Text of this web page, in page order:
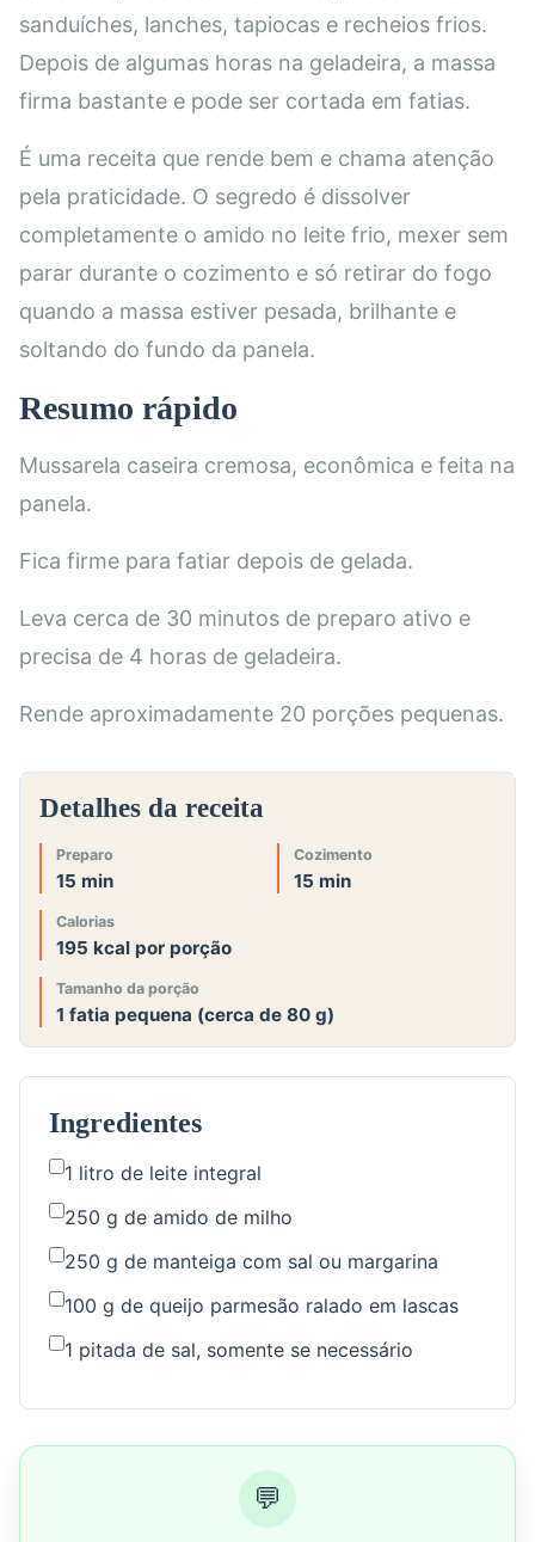
sanduíches, lanches, tapiocas e recheios frios.
Depois de algumas horas na geladeira, a massa
firma bastante e pode ser cortada em fatias.
É uma receita que rende bem e chama atenção
pela praticidade. O segredo é dissolver
completamente o amido no leite frio, mexer sem
parar durante o cozimento e só retirar do fogo
quando a massa estiver pesada, brilhante e
soltando do fundo da panela.
Resumo rápido
Mussarela caseira cremosa, econômica e feita na
panela.
Fica firme para fatiar depois de gelada.
Leva cerca de 30 minutos de preparo ativo e
precisa de 4 horas de geladeira.
Rende aproximadamente 20 porções pequenas.
Detalhes da receita
Preparo
15 min
Cozimento
15 min
Calorias
195 kcal por porção
Tamanho da porção
1 fatia pequena (cerca de 80 g)
Ingredientes
1 litro de leite integral
250 g de amido de milho
250 g de manteiga com sal ou margarina
100 g de queijo parmesão ralado em lascas
1 pitada de sal, somente se necessário
💬